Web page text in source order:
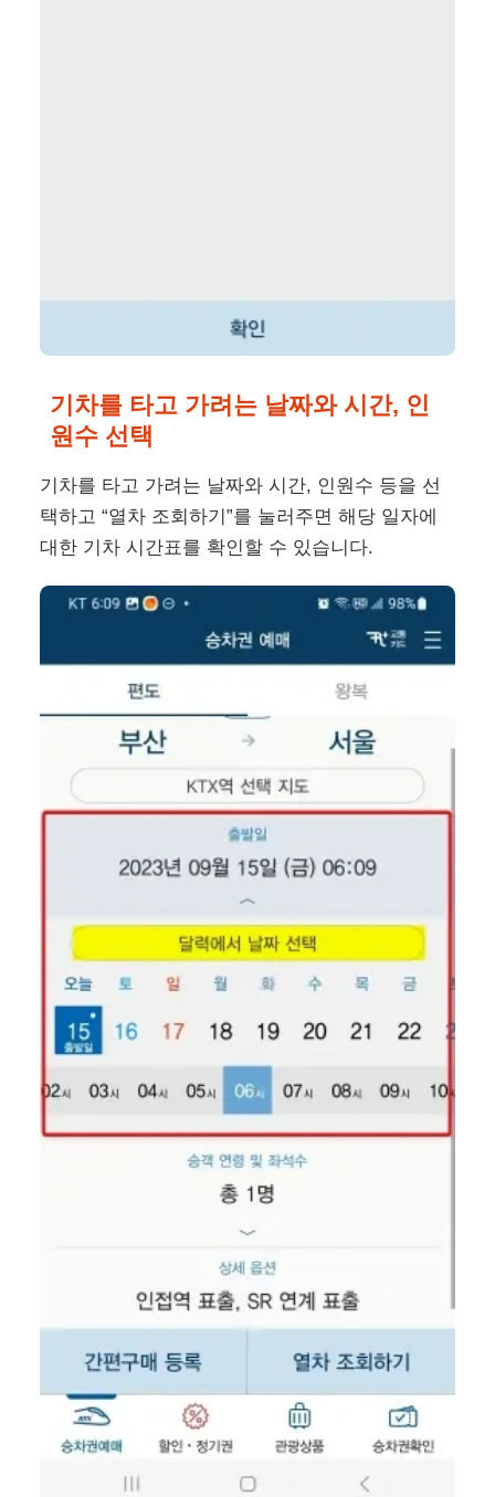
기차를 타고 가려는 날짜와 시간, 인
원수 선택
기차를 타고 가려는 날짜와 시간, 인원수 등을 선
택하고 “열차 조회하기”를 눌러주면 해당 일자에
대한 기차 시간표를 확인할 수 있습니다.